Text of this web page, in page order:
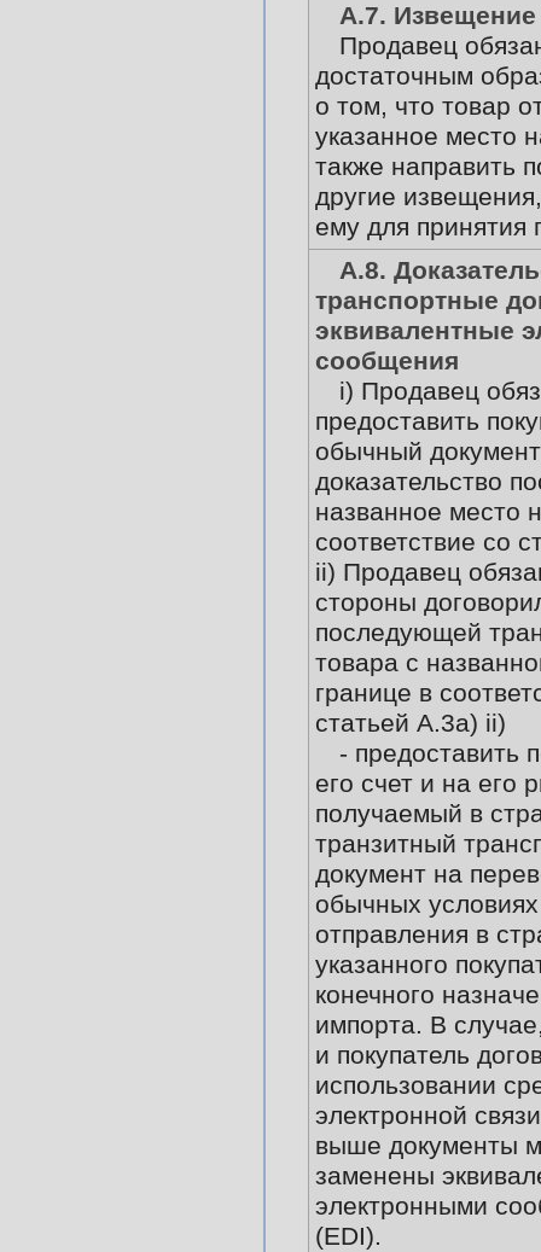
А.7.
Продавец
достаточным
о том, что товар
указанное место
также направить
другие
ему для принятия
А.8.
транспортные
эквивалентные
сообщения
i) Продавец
предоставить
обычный
доказательство
названное место
соответствие со
ii) Продавец
стороны
последующей
товара с
границе в
статьей А.3а) ii)
- предоставить
его счет и на его
получаемый в
транзитный
документ на
обычных условиях
отправления в
указанного
конечного
импорта. В
и покупатель
использовании
электронной
выше документы
заменены
электронными
(EDI).